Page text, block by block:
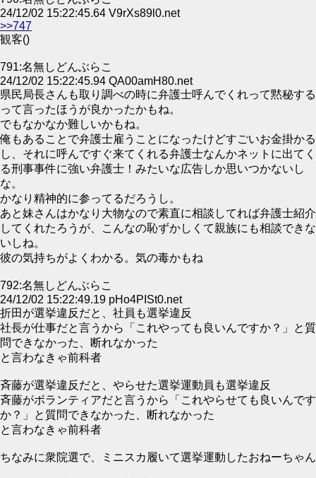
24/12/02 15:22:45.64 V9rXs89l0.net
>>747
観客()
791:名無しどんぶらこ
24/12/02 15:22:45.94 QA00amH80.net
県民局長さんも取り調べの時に弁護士呼んでくれって黙秘する
って言ったほうが良かったかもね。
でもなかなか難しいかもね。
俺もあることで弁護士雇うことになったけどすごいお金掛かる
し、それに呼んですぐ来てくれる弁護士なんかネットに出てく
る刑事事件に強い弁護士！みたいな広告しか思いつかないし
な。
かなり精神的に参ってるだろうし。
あと妹さんはかなり大物なので素直に相談してれば弁護士紹介
してくれたろうが、こんなの恥ずかしくて親族にも相談できな
いしね。
彼の気持ちがよくわかる。気の毒かもね
792:名無しどんぶらこ
24/12/02 15:22:49.19 pHo4PISt0.net
折田が選挙違反だと、社員も選挙違反
社長が仕事だと言うから「これやっても良いんですか？」と質
問できなかった、断れなかった
と言わなきゃ前科者
斉藤が選挙違反だと、やらせた選挙運動員も選挙違反
斉藤がボランティアだと言うから「これやらせても良いんです
か？」と質問できなかった、断れなかった
と言わなきゃ前科者
ちなみに衆院選で、ミニスカ履いて選挙運動したおねーちゃん